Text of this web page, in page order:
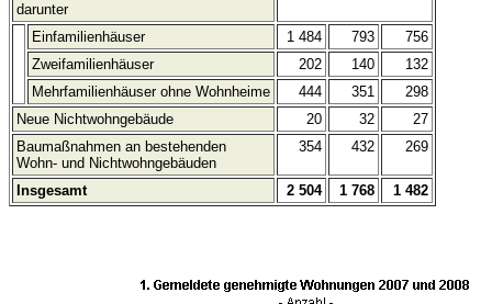
darunter
Einfamilienhäuser
1 484 793
756
Zweifamilienhäuser
202 140
132
Mehrfamilienhäuser ohne Wohnheime
444 351
298
Neue Nichtwohngebäude
20 32
27
Baumaßnahmen an bestehenden
Wohn- und Nichtwohngebäuden
354 432 269
Insgesamt 2 504 1 768 1 482